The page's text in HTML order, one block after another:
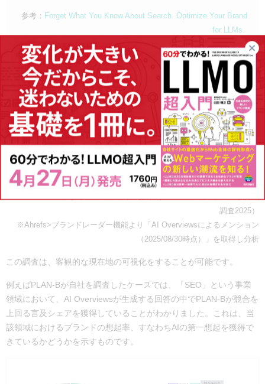
参考： Forget What You Know About Search. Optimize Your Brand
for LLMs.
調査2025）
※Ahrefs>ブランドレーダー機能より「AI Overviewsによるメンション
（2025/08/30時点）」を取得し分析
この調査は、客観的な現在地の可視化をすることが可能です。
例えばPLAN-Bが自社を調査したケースでは、「SEO」という事業
領域において、AI Overviewsが生成する回答の中でPLAN-Bが競合を
上回る言及シェアを獲得していることがわかりました。これは、当
該領域におけるブランドの想起率、すなわちAIの第一想起を獲得で
きているかどうかを示すものです。